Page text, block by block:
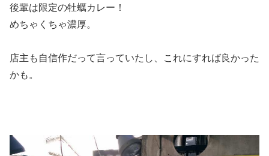
後輩は限定の牡蠣カレー！
めちゃくちゃ濃厚。
店主も自信作だって言っていたし、これにすれば良かった
かも。